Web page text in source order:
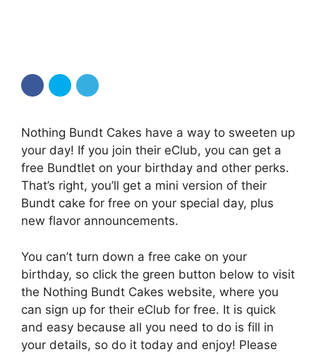
Nothing Bundt Cakes have a way to sweeten up
your day! If you join their eClub, you can get a
free Bundtlet on your birthday and other perks.
That’s right, you’ll get a mini version of their
Bundt cake for free on your special day, plus
new flavor announcements.
You can’t turn down a free cake on your
birthday, so click the green button below to visit
the Nothing Bundt Cakes website, where you
can sign up for their eClub for free. It is quick
and easy because all you need to do is fill in
your details, so do it today and enjoy! Please